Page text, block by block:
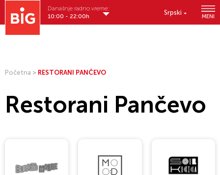
Srpski
MENI
Današnje radno vreme:
10:00 - 22:00h
Početna > RESTORANI PANČEVO
Restorani Pančevo